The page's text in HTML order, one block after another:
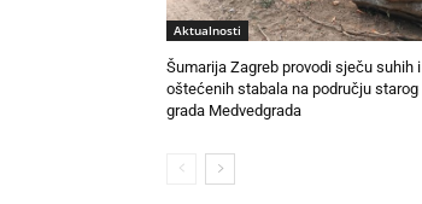
Aktualnosti
Šumarija Zagreb provodi sječu suhih i
oštećenih stabala na području starog
grada Medvedgrada